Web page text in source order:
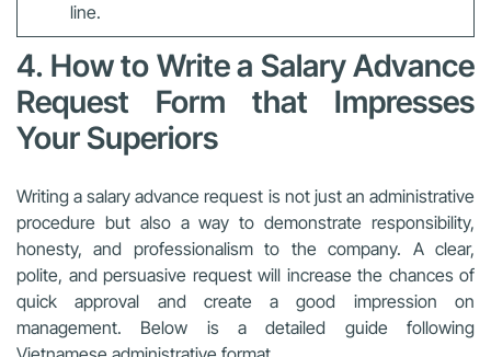
line.
4. How to Write a Salary Advance
Request Form that Impresses
Your Superiors
Writing a salary advance request is not just an administrative
procedure but also a way to demonstrate responsibility,
honesty, and professionalism to the company. A clear,
polite, and persuasive request will increase the chances of
quick approval and create a good impression on
management. Below is a detailed guide following